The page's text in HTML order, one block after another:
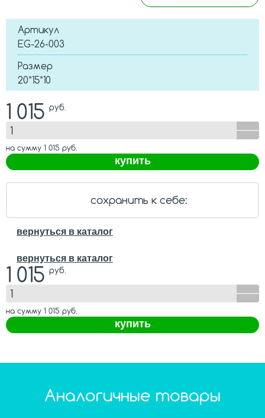
Артикул
EG-26-003
Размер
20*15*10
1 015 руб.
на сумму 1 015 руб.
купить
сохранить к себе:
вернуться в каталог
вернуться в каталог
1 015 руб.
на сумму 1 015 руб.
купить
Аналогичные товары